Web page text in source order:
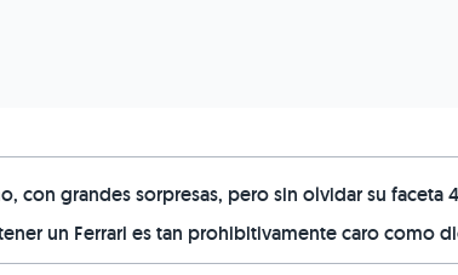
con grandes sorpresas, pero sin olvidar su faceta
un Ferrari es tan prohibitivamente caro como